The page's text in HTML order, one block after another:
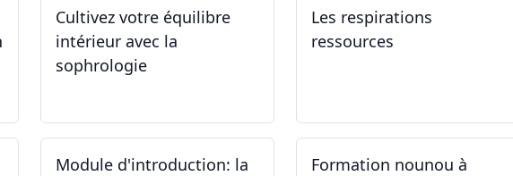
Cultivez votre équilibre
intérieur avec la
sophrologie
Les respirations
ressources
Module d'introduction: la
Formation nounou à